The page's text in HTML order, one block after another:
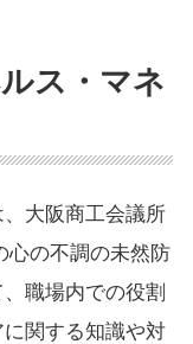
ス・マネ
大阪商工会議所
心の不調の未然防
職場内での役割
関する知識や対